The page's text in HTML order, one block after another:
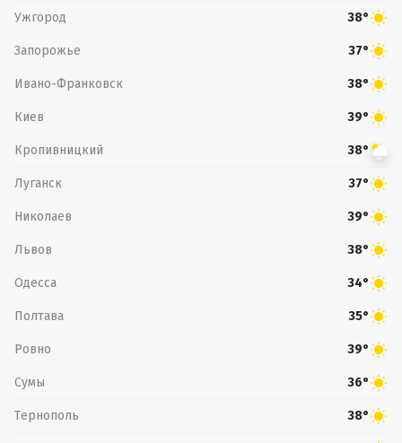
Ужгород 38°
Запорожье 37°
Ивано-Франковск 38°
Киев 39°
Кропивницкий 38°
Луганск 37°
Николаев 39°
Львов 38°
Одесса 34°
Полтава 35°
Ровно 39°
Сумы 36°
Тернополь 38°